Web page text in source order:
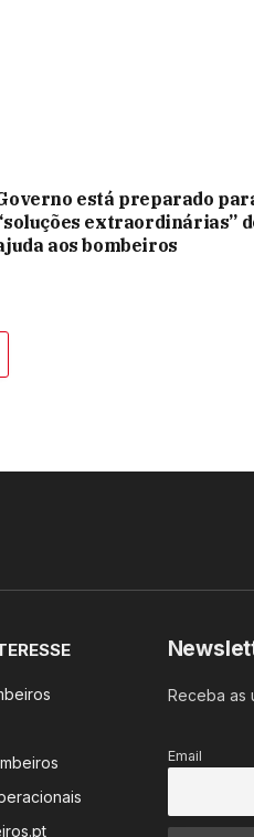
está preparado
extraordinárias”
aos bombeiros
Receba as
Email